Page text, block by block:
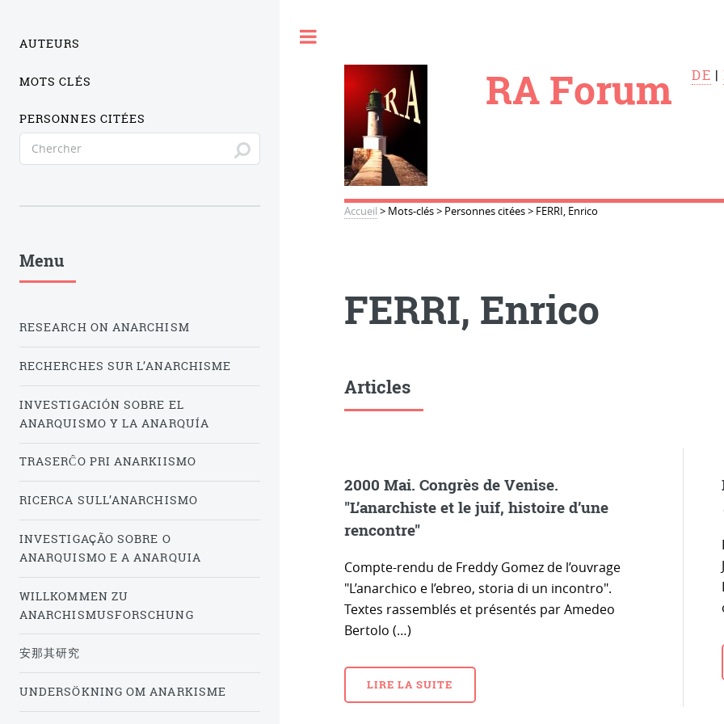
RA Forum DE |
Accueil > Mots-clés> Personnes citées> FERRI, Enrico
FERRI, Enrico
Articles
2000 Mai. Congrès de Venise.
"L’anarchiste et le juif, histoire d’une
rencontre"
Compte-rendu de Freddy Gomez de l’ouvrage
"L’anarchico e l’ebreo, storia di un incontro".
Textes rassemblés et présentés par Amedeo
Bertolo (…)
LIRE LA SUITE
AUTEURS
MOTS CLÉS
PERSONNES CITÉES
Menu
RESEARCH ON ANARCHISM
RECHERCHES SUR L’ANARCHISME
INVESTIGACIÓN SOBRE EL
ANARQUISMO Y LA ANARQUÍA
TRASERĈO PRI ANARKIISMO
RICERCA SULL’ANARCHISMO
INVESTIGAÇÃO SOBRE O
ANARQUISMO E A ANARQUIA
WILLKOMMEN ZU
ANARCHISMUSFORSCHUNG
安那其研究
UNDERSÖKNING OM ANARKISME